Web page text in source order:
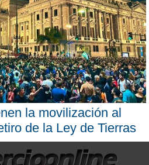
la movilización al
de la Ley de Tierras